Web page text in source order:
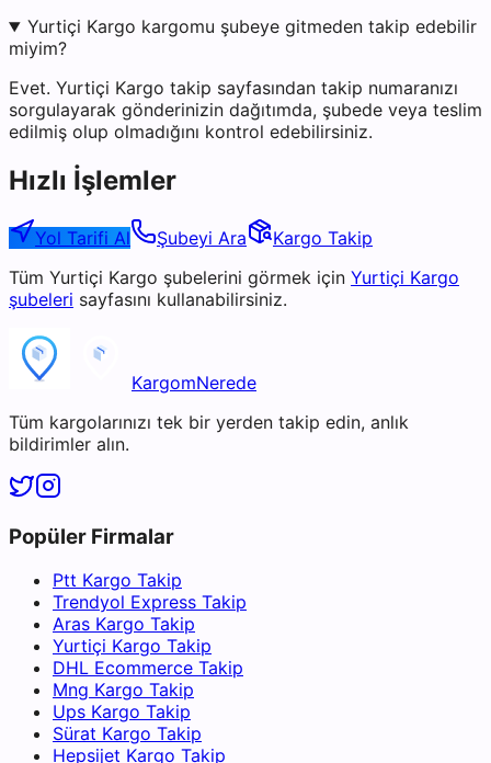
Yurtiçi Kargo kargomu şubeye gitmeden takip edebilir
miyim?
Evet. Yurtiçi Kargo takip sayfasından takip numaranızı
sorgulayarak gönderinizin dağıtımda, şubede veya teslim
edilmiş olup olmadığını kontrol edebilirsiniz.
Hızlı İşlemler
Yol Tarifi Al Şubeyi Ara
Kargo Takip
Tüm Yurtiçi Kargo şubelerini görmek için Yurtiçi Kargo
şubeleri sayfasını kullanabilirsiniz.
KargomNerede
Tüm kargolarınızı tek bir yerden takip edin, anlık
bildirimler alın.
Popüler Firmalar
Ptt Kargo Takip
Trendyol Express Takip
Aras Kargo Takip
Yurtiçi Kargo Takip
DHL Ecommerce Takip
Mng Kargo Takip
Ups Kargo Takip
Sürat Kargo Takip
Hepsijet Kargo Takip